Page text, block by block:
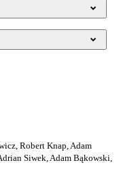
Robert Knap, Adam
Siwek, Adam Bąkowski,